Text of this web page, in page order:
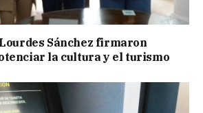
Sánchez firmaron
la cultura y el turismo